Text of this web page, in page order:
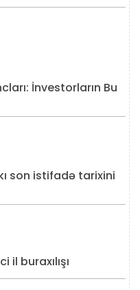
İnvestorların Bu
son istifadə tarixini
buraxılışı